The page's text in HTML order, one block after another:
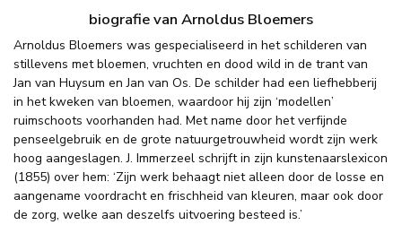
biografie van Arnoldus Bloemers
Arnoldus Bloemers was gespecialiseerd in het schilderen van
stillevens met bloemen, vruchten en dood wild in de trant van
Jan van Huysum en Jan van Os. De schilder had een liefhebberij
in het kweken van bloemen, waardoor hij zijn ‘modellen’
ruimschoots voorhanden had. Met name door het verfijnde
penseelgebruik en de grote natuurgetrouwheid wordt zijn werk
hoog aangeslagen. J. Immerzeel schrijft in zijn kunstenaarslexicon
(1855) over hem: ‘Zijn werk behaagt niet alleen door de losse en
aangename voordracht en frischheid van kleuren, maar ook door
de zorg, welke aan deszelfs uitvoering besteed is.’